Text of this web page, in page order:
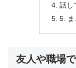
話し
5. ま
友人や職場